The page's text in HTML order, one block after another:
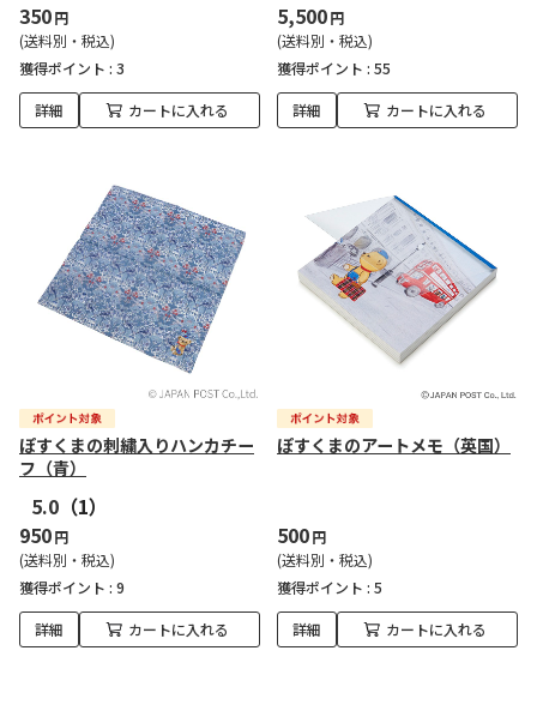
350円
(送料別・税込)
獲得ポイント : 3
詳細 カートに入れる
5,500円
(送料別・税込)
獲得ポイント : 55
詳細 カートに入れる
ぽすくまの刺繍入りハンカチー
フ（青）
5.0 （1）
950円
(送料別・税込)
獲得ポイント : 9
詳細 カートに入れる
ぽすくまのアートメモ（英国）
500円
(送料別・税込)
獲得ポイント : 5
詳細 カートに入れる